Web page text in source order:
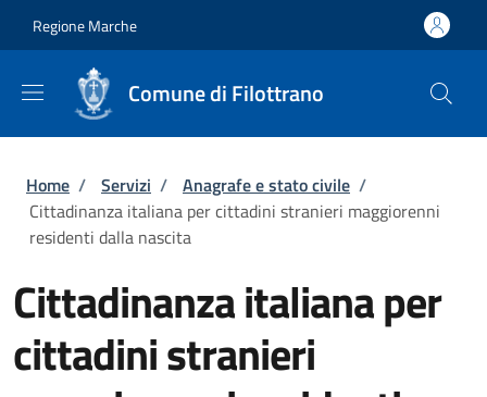
Regione Marche
Comune di Filottrano
Briciole di pane
Home / Servizi / Anagrafe e stato civile /
Cittadinanza italiana per cittadini stranieri maggiorenni
residenti dalla nascita
Cittadinanza italiana per
cittadini stranieri